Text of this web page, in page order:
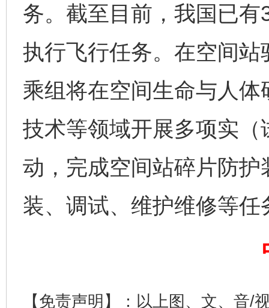
务。截至目前，我国已
执行飞行任务。在空间
乘组将在空间生命与人
技术等领域开展多项实
动，完成空间站碎片防
装、调试、维护维修等任
【免责声明】：以上图、文、音/
完善运行机制助力责任有效落实 一纸欠